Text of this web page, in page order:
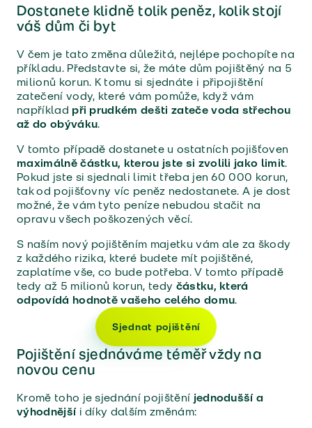
Dostanete klidně tolik peněz, kolik stojí
váš dům či byt
V čem je tato změna důležitá, nejlépe pochopíte na
příkladu. Představte si, že máte dům pojištěný na 5
milionů korun. K tomu si sjednáte i připojištění
zatečení vody, které vám pomůže, když vám
například při prudkém dešti zateče voda střechou
až do obýváku.
V tomto případě dostanete u ostatních pojišťoven
maximálně částku, kterou jste si zvolili jako limit.
Pokud jste si sjednali limit třeba jen 60 000 korun,
tak od pojišťovny víc peněz nedostanete. A je dost
možné, že vám tyto peníze nebudou stačit na
opravu všech poškozených věcí.
S naším nový pojištěním majetku vám ale za škody
z každého rizika, které budete mít pojištěné,
zaplatíme vše, co bude potřeba. V tomto případě
tedy až 5 milionů korun, tedy částku, která
odpovídá hodnotě vašeho celého domu.
Sjednat pojištění
Pojištění sjednáváme téměř vždy na
novou cenu
Kromě toho je sjednání pojištění jednodušší a
výhodnějšíi díky dalším změnám: